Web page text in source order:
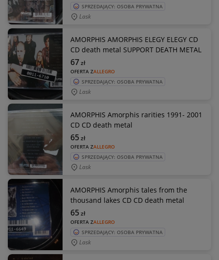
SPRZEDAJĄCY: OSOBA PRYWATNA
Lask
AMORPHIS AMORPHIS ELEGY ELEGY CD
CD death metal SUPPORT DEATH METAL
OFERTA ZALLEGRO
67zł
SPRZEDAJĄCY: OSOBA PRYWATNA
Lask
AMORPHIS Amorphis rarities 1991- 2001
CD CD death metal
OFERTA ZALLEGRO
65zł
SPRZEDAJĄCY: OSOBA PRYWATNA
Lask
AMORPHIS Amorphis tales from the
thousand lakes CD CD death metal
OFERTA ZALLEGRO
65zł
SPRZEDAJĄCY: OSOBA PRYWATNA
Lask